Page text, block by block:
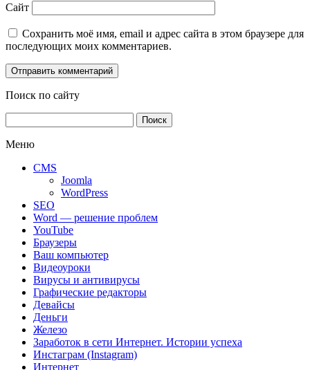
Сайт
Сохранить моё имя, email и адрес сайта в этом браузере для
последующих моих комментариев.
Поиск по сайту
Меню
CMS
Joomla
WordPress
SEO
Word — решение проблем
YouTube
Браузеры
Ваш компьютер
Видеоуроки
Вирусы и антивирусы
Графические редакторы
Девайсы
Деньги
Железо
Заработок в сети Интернет. Истории успеха
Инстаграм (Instagram)
Интернет